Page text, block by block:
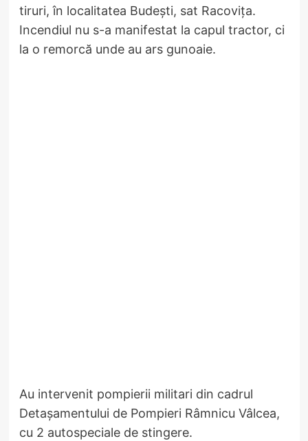
tiruri, în localitatea Budești, sat Racovița.
Incendiul nu s-a manifestat la capul tractor, ci
la o remorcă unde au ars gunoaie.
Au intervenit pompierii militari din cadrul
Detașamentului de Pompieri Râmnicu Vâlcea,
cu 2 autospeciale de stingere.